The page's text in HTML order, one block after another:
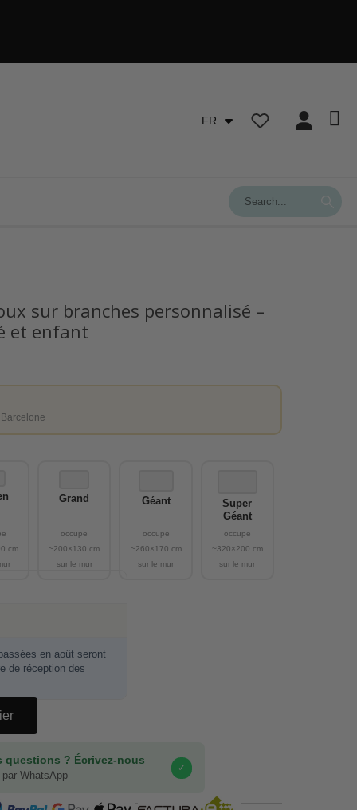
FR
sur branches personnalisé –
et enfant
Grand Géant
Super
Géant
en août seront
de réception des
questions ? Écrivez-nous
WhatsApp
✓
SEGURA